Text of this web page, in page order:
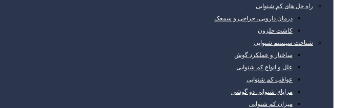
راه حل های کم شنوایی
درمان دارویی، جراحی و سمعک
کاشت حلزون
شناخت سیستم شنوایی
ساختار و عملکرد گوش
علل و انواع کم شنوایی
عواقب کم شنوایی
مزایای شنوایی دو گوشی
میزان کم شنوایی